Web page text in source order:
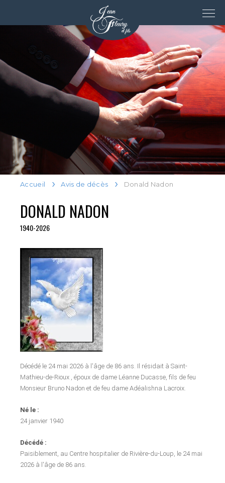
Accueil Avis de décès Donald Nadon
DONALD NADON
1940-2026
Décédé le 24 mai 2026 à l'âge de 86 ans. Il résidait à Saint-
Mathieu-de-Rioux , époux de dame Léanne Ducasse, fils de feu
Monsieur Bruno Nadon et de feu dame Adéalishna Lacroix.
Né le :
24 janvier 1940
Décédé :
Paisiblement, au Centre hospitalier de Rivière-du-Loup, le 24 mai
2026 à l'âge de 86 ans.